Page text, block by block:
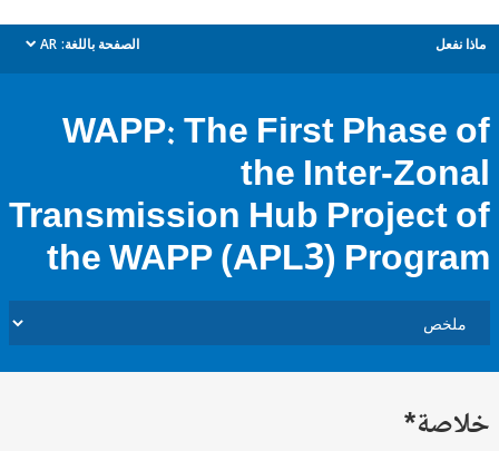
الصفحة باللغة: AR
dropdown
WAPP: The First
the Inter-
Transmission Hub
the WAPP (APL3)